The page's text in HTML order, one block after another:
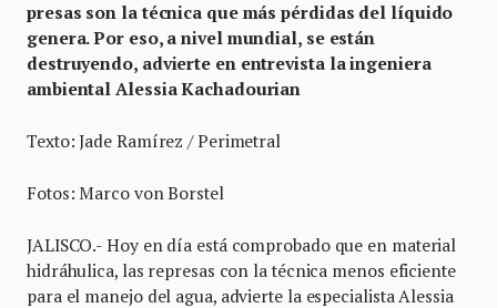
presas son la técnica que más pérdidas del líquido
genera. Por eso, a nivel mundial, se están
destruyendo, advierte en entrevista la ingeniera
ambiental Alessia Kachadourian
Texto: Jade Ramírez / Perimetral
Fotos: Marco von Borstel
JALISCO.- Hoy en día está comprobado que en material
hidráhulica, las represas con la técnica menos eficiente
para el manejo del agua, advierte la especialista Alessia